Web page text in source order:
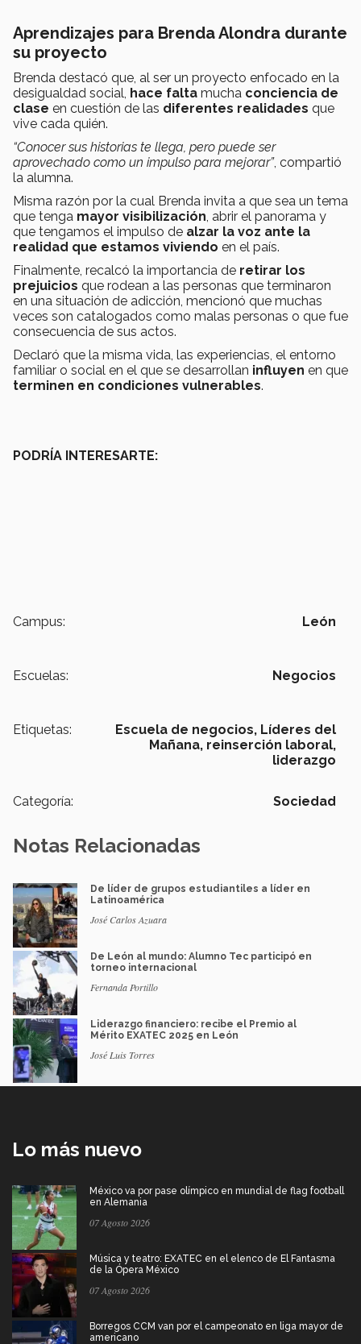
Aprendizajes para Brenda Alondra durante
su proyecto
Brenda destacó que, al ser un proyecto enfocado en la
desigualdad social, hace falta mucha conciencia de
clase en cuestión de las diferentes realidades que
vive cada quién.
“Conocer sus historias te llega, pero puede ser
aprovechado como un impulso para mejorar”, compartió
la alumna.
Misma razón por la cual Brenda invita a que sea un tema
que tenga mayor visibilización , abrir el panorama y
que tengamos el impulso de alzar la voz ante la
realidad que estamos viviendo en el país.
Finalmente, recalcó la importancia de retirar los
prejuicios que rodean a las personas que terminaron
en una situación de adicción, mencionó que muchas
veces son catalogados como malas personas o que fue
consecuencia de sus actos.
Declaró que la misma vida, las experiencias, el entorno
familiar o social en el que se desarrollan influyen en que
terminen en condiciones vulnerables.
PODRÍA INTERESARTE:
Campus: León
Escuelas: Negocios
Etiquetas: Escuela de negocios, Líderes del
Mañana, reinserción laboral,
liderazgo
Categoría: Sociedad
Notas Relacionadas
De líder de grupos estudiantiles a líder en
Latinoamérica
José Carlos Azuara
De León al mundo: Alumno Tec participó en
torneo internacional
Fernanda Portillo
Liderazgo financiero: recibe el Premio al
Mérito EXATEC 2025 en León
José Luis Torres
Lo más nuevo
México va por pase olímpico en mundial de flag football
en Alemania
07 Agosto 2026
Música y teatro: EXATEC en el elenco de El Fantasma
de la Ópera México
07 Agosto 2026
Borregos CCM van por el campeonato en liga mayor de
americano